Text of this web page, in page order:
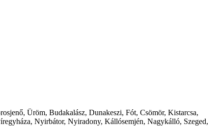
Üröm, Budakalász, Dunakeszi, Fót, Csömör, Kistarcsa,
Nyirbátor, Nyiradony, Kállósemjén, Nagykálló, Szeged,